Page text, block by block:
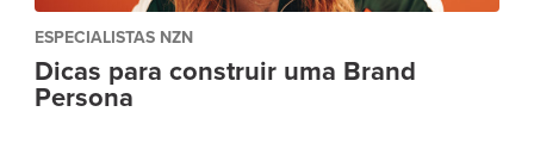
ESPECIALISTAS NZN
Dicas para construir uma Brand
Persona